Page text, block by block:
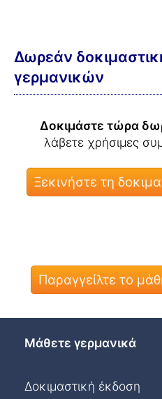
Δωρεάν
γερμανικών
Δοκιμάστε τώρα
λάβετε χρήσιμες
Παραγγείλτε το
Μάθετε γερμανικά
Δοκιμαστική έκδοση